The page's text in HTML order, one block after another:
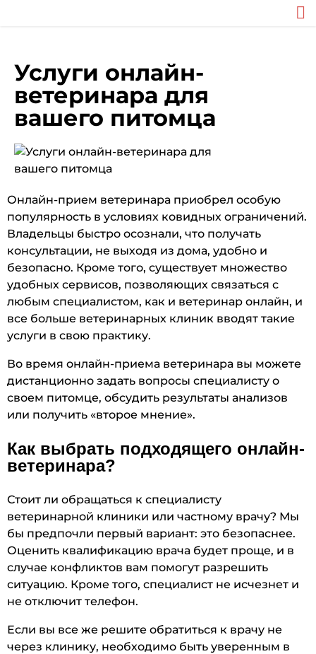
Услуги онлайн-
ветеринара для
вашего питомца
Онлайн-прием ветеринара приобрел особую
популярность в условиях ковидных ограничений.
Владельцы быстро осознали, что получать
консультации, не выходя из дома, удобно и
безопасно. Кроме того, существует множество
удобных сервисов, позволяющих связаться с
любым специалистом, как и ветеринар онлайн, и
все больше ветеринарных клиник вводят такие
услуги в свою практику.
Во время онлайн-приема ветеринара вы можете
дистанционно задать вопросы специалисту о
своем питомце, обсудить результаты анализов
или получить «второе мнение».
Как выбрать подходящего онлайн-
ветеринара?
Стоит ли обращаться к специалисту
ветеринарной клиники или частному врачу? Мы
бы предпочли первый вариант: это безопаснее.
Оценить квалификацию врача будет проще, и в
случае конфликтов вам помогут разрешить
ситуацию. Кроме того, специалист не исчезнет и
не отключит телефон.
Если вы все же решите обратиться к врачу не
через клинику, необходимо быть уверенным в